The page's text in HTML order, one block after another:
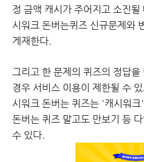
정 금액 캐시가 주어지고 소진
시워크 돈버는퀴즈 신규문제와
게재한다.
그리고 한 문제의 퀴즈의 정답
경우 서비스 이용이 제한될 수
시워크 돈버는 퀴즈는 '캐시워
돈버는 퀴즈 말고도 만보기 등
수 있다.